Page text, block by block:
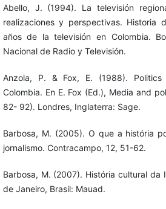
Abello, J. (1994). La televisión
realizaciones y perspectivas. Historia
años de la televisión en Colombia.
Nacional de Radio y Televisión.
Anzola, P. & Fox, E. (1988).
Colombia. En E. Fox (Ed.), Media and
82- 92). Londres, Inglaterra: Sage.
Barbosa, M. (2005). O que a história
jornalismo. Contracampo, 12, 51-62.
Barbosa, M. (2007). História cultural da
de Janeiro, Brasil: Mauad.